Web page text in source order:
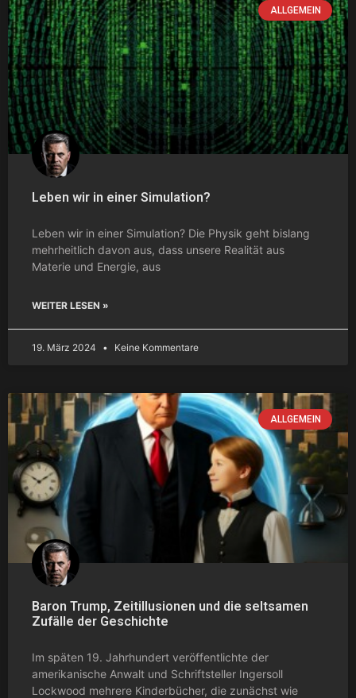
ALLGEMEIN
Leben wir in einer Simulation?
Leben wir in einer Simulation? Die Physik geht bislang
mehrheitlich davon aus, dass unsere Realität aus
Materie und Energie, aus
WEITER LESEN »
19. März 2024 Keine Kommentare
ALLGEMEIN
Baron Trump, Zeitillusionen und die seltsamen
Zufälle der Geschichte
Im späten 19. Jahrhundert veröffentlichte der
amerikanische Anwalt und Schriftsteller Ingersoll
Lockwood mehrere Kinderbücher, die zunächst wie